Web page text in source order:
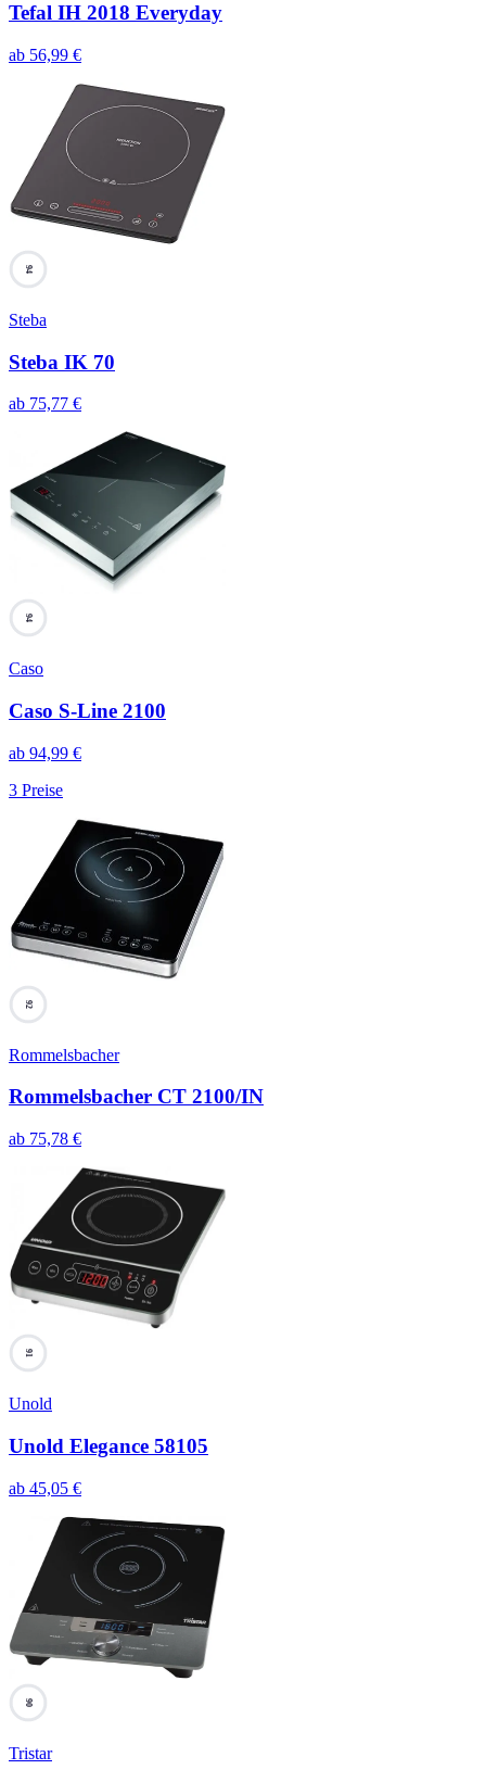
Tefal IH 2018 Everyday
ab 56,99 €
94
Steba
Steba IK 70
ab 75,77 €
94
Caso
Caso S-Line 2100
ab 94,99 €
3 Preise
92
Rommelsbacher
Rommelsbacher CT 2100/IN
ab 75,78 €
91
Unold
Unold Elegance 58105
ab 45,05 €
90
Tristar